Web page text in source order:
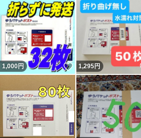
1,000円 いいね！
1,295円